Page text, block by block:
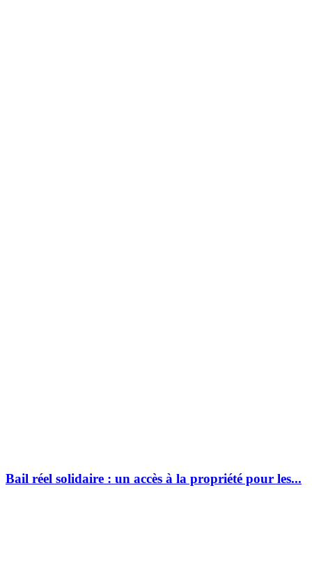
Bail réel solidaire : un accès à la propriété pour les...